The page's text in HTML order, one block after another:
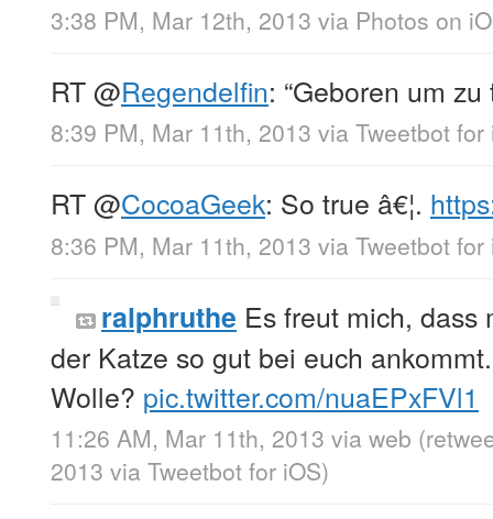
3:38 PM, Mar 12th, 2013 via Photos on
RT@Regendelfin: “Geboren um
8:39 PM, Mar 11th, 2013 via Tweetbot for
RT@CocoaGeek: So true â€¦.
8:36 PM, Mar 11th, 2013 via Tweetbot for
ralphruthe Es freut mich,
der Katze so gut bei euch
Wolle? pic.twitter.com/nuaEPxFVl1
11:26 AM, Mar 11th, 2013 via web
2013 via Tweetbot for iOS)